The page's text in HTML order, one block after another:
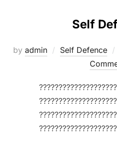
Self
by admin Self Defence